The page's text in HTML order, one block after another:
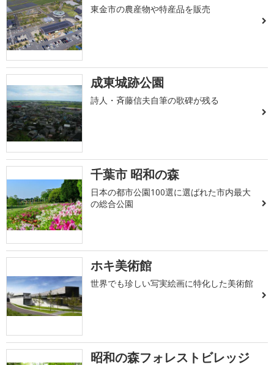
東金市の農産物や特産品を販売
成東城跡公園
詩人・斉藤信夫自筆の歌碑が残る
千葉市 昭和の森
日本の都市公園100選に選ばれた市内最大
の総合公園
ホキ美術館
世界でも珍しい写実絵画に特化した美術館
昭和の森フォレストビレッジ